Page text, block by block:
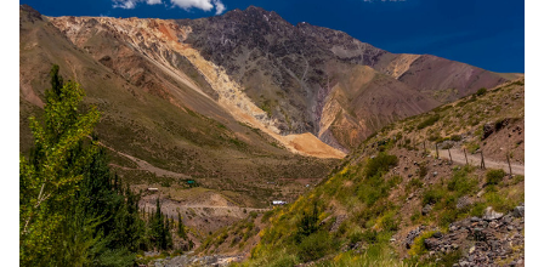
Padres y familia
Vecinos launch
Mi Portal UC launch
Medios Biblioteca launch
Donaciones launch